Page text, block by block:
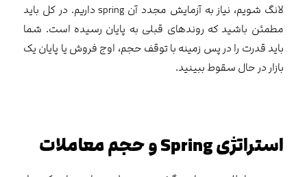
لانگ شویم، نیاز به آزمایش مجدد آن spring داریم. در کل باید
مطمئن باشید که روندهای قبلی به پایان رسیده است. شما
باید قدرت را در پس زمینه با توقف حجم، اوج فروش یا پایان یک
بازار در حال سقوط ببینید.
استراتژی Spring و حجم معاملات